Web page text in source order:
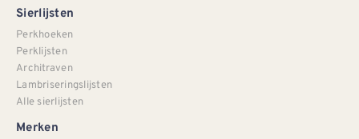
Sierlijsten
Perkhoeken
Perklijsten
Architraven
Lambriseringslijsten
Alle sierlijsten
Merken